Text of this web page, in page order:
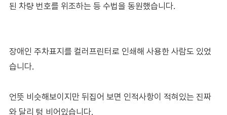
된 차량 번호를 위조하는 등 수법을 동원했습니다.
장애인 주차표지를 컬러프린터로 인쇄해 사용한 사람도 있었
습니다.
언뜻 비슷해보이지만 뒤집어 보면 인적사항이 적혀있는 진짜
와 달리 텅 비어있습니다.